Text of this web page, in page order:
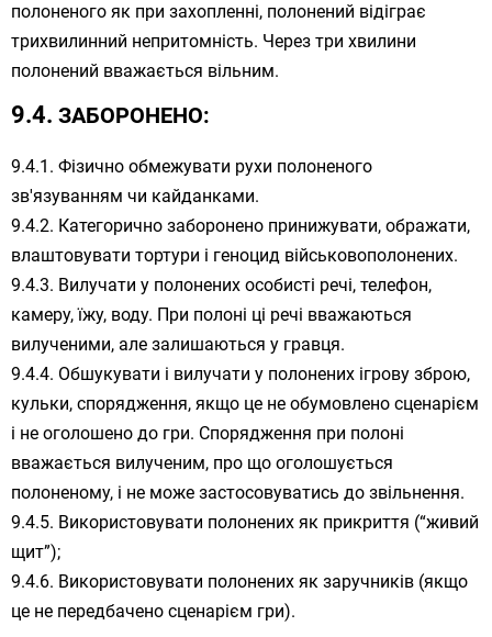
полоненого як при захопленні, полонений відіграє
трихвилинний непритомність. Через три хвилини
полонений вважається вільним.
ЗАБОРОНЕНО:
Фізично обмежувати рухи полоненого
зв'язуванням чи кайданками.
Категорично заборонено принижувати, ображати,
влаштовувати тортури і геноцид військовополонених.
Вилучати у полонених особисті речі, телефон,
камеру, їжу, воду. При полоні ці речі вважаються
вилученими, але залишаються у гравця.
Обшукувати і вилучати у полонених ігрову зброю,
кульки, спорядження, якщо це не обумовлено сценарієм
і не оголошено до гри. Спорядження при полоні
вважається вилученим, про що оголошується
полоненому, і не може застосовуватись до звільнення.
Використовувати полонених як прикриття (“живий
щит”);
Використовувати полонених як заручників (якщо
це не передбачено сценарієм гри).